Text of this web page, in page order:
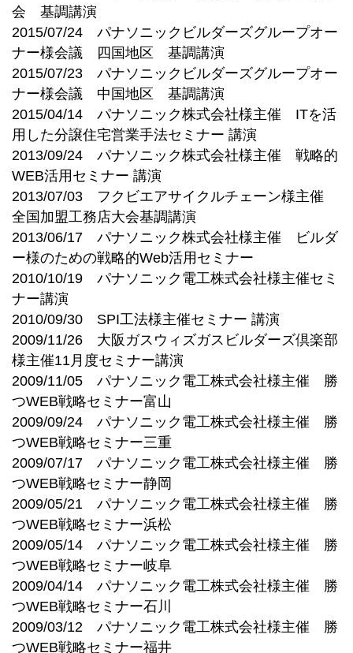
会 基調講演
2015/07/24 パナソニックビルダーズグループオー
ナー様会議 四国地区 基調講演
2015/07/23 パナソニックビルダーズグループオー
ナー様会議 中国地区 基調講演
2015/04/14 パナソニック株式会社様主催 ITを活
用した分譲住宅営業手法セミナー 講演
2013/09/24 パナソニック株式会社様主催 戦略的
WEB活用セミナー 講演
2013/07/03 フクビエアサイクルチェーン様主催
全国加盟工務店大会基調講演
2013/06/17 パナソニック株式会社様主催 ビルダ
ー様のための戦略的Web活用セミナー
2010/10/19 パナソニック電工株式会社様主催セミ
ナー講演
2010/09/30 SPI工法様主催セミナー 講演
2009/11/26 大阪ガスウィズガスビルダーズ倶楽部
様主催11月度セミナー講演
2009/11/05 パナソニック電工株式会社様主催 勝
つWEB戦略セミナー富山
2009/09/24 パナソニック電工株式会社様主催 勝
つWEB戦略セミナー三重
2009/07/17 パナソニック電工株式会社様主催 勝
つWEB戦略セミナー静岡
2009/05/21 パナソニック電工株式会社様主催 勝
つWEB戦略セミナー浜松
2009/05/14 パナソニック電工株式会社様主催 勝
つWEB戦略セミナー岐阜
2009/04/14 パナソニック電工株式会社様主催 勝
つWEB戦略セミナー石川
2009/03/12 パナソニック電工株式会社様主催 勝
つWEB戦略セミナー福井